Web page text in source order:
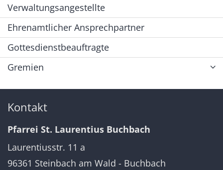
Verwaltungsangestellte
Ehrenamtlicher Ansprechpartner
Gottesdienstbeauftragte
Gremien
Kontakt
Pfarrei St. Laurentius Buchbach
Laurentiusstr. 11 a
96361 Steinbach am Wald - Buchbach